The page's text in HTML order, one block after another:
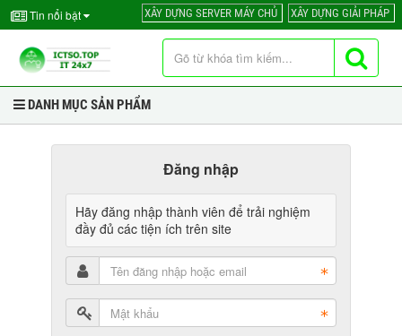
Tin nổi bật XÂY DỰNG SERVER MÁY CHỦ XÂY DỰNG GIẢI PHÁP
DANH MỤC SẢN PHẨM
Đăng nhập
Hãy đăng nhập thành viên để trải nghiệm
đầy đủ các tiện ích trên site